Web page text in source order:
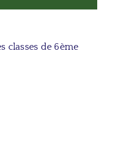
classes de 6ème